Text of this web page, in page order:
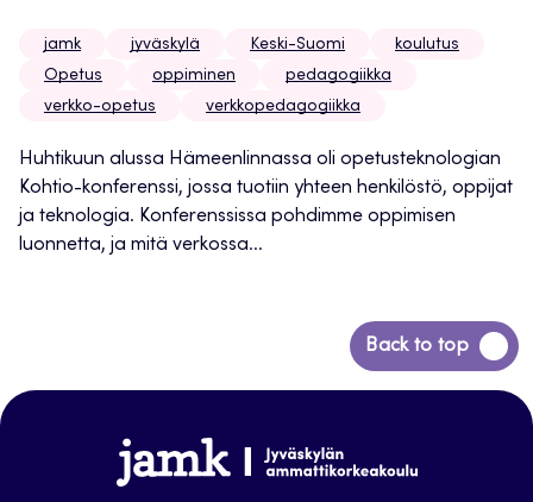
jamk jyväskylä Keski-Suomi
koulutus
Opetus
oppiminen
pedagogiikka
verkko-opetus
verkkopedagogiikka
Huhtikuun alussa Hämeenlinnassa oli opetusteknologian
Kohtio-konferenssi, jossa tuotiin yhteen henkilöstö, oppijat
ja teknologia. Konferenssissa pohdimme oppimisen
luonnetta, ja mitä verkossa...
Back to top
Siirry
takaisin
www.jamk.fi